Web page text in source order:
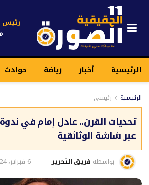
رئيس
الرئيسية أخبار رياضة حوادث
الرئيسية رئيسي
تحديات القرن.. عادل إمام في ندوة
عبر شاشة الوثائقية
بواسطة فريق التحرير 6 فبراير، 2024